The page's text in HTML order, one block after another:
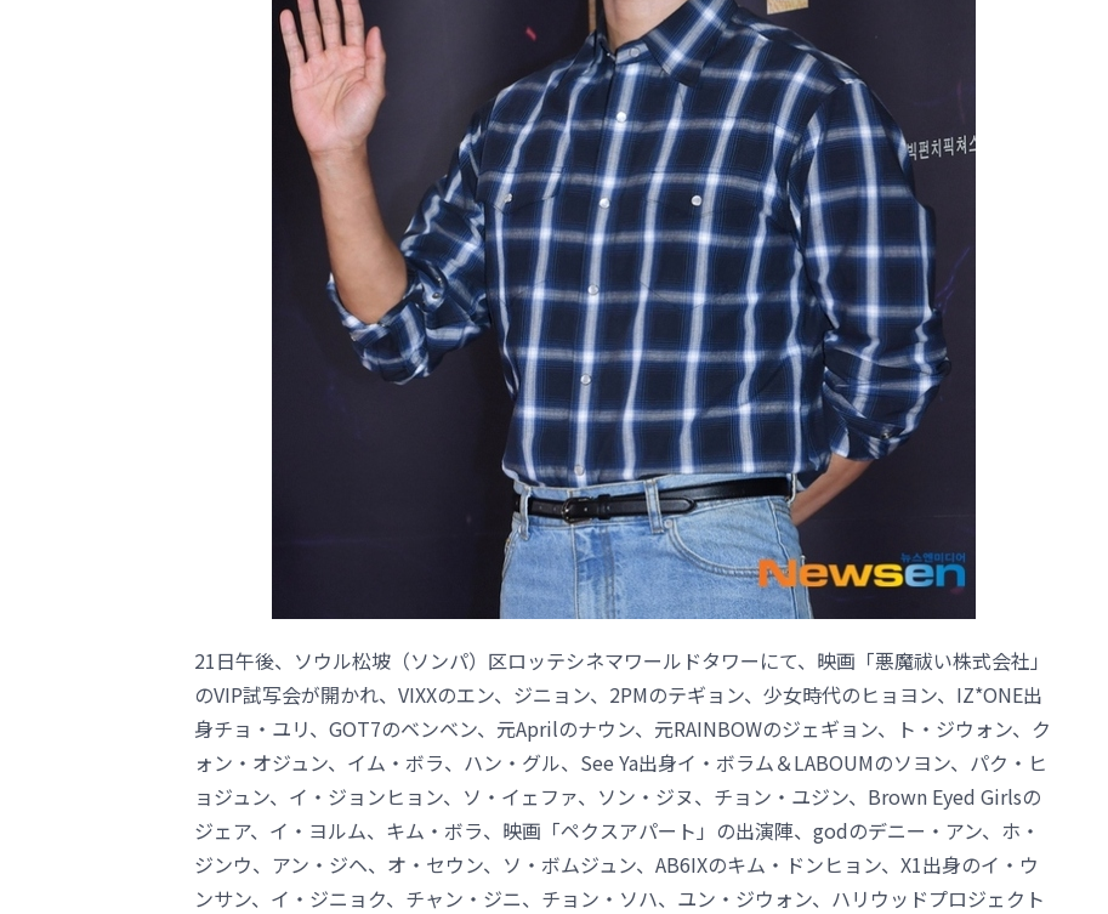
21日午後、ソウル松坡（ソンパ）区ロッテシネマワールドタワーにて、映画「悪魔祓い株式会社」
のVIP試写会が開かれ、VIXXのエン、ジニョン、2PMのテギョン、少女時代のヒョヨン、IZ*ONE出
身チョ・ユリ、GOT7のベンベン、元Aprilのナウン、元RAINBOWのジェギョン、ト・ジウォン、ク
ォン・オジュン、イム・ボラ、ハン・グル、See Ya出身イ・ボラム＆LABOUMのソヨン、パク・ヒ
ョジュン、イ・ジョンヒョン、ソ・イェファ、ソン・ジヌ、チョン・ユジン、Brown Eyed Girlsの
ジェア、イ・ヨルム、キム・ボラ、映画「ペクスアパート」の出演陣、godのデニー・アン、ホ・
ジンウ、アン・ジヘ、オ・セウン、ソ・ボムジュン、AB6IXのキム・ドンヒョン、X1出身のイ・ウ
ンサン、イ・ジニョク、チャン・ジニ、チョン・ソハ、ユン・ジウォン、ハリウッドプロジェクト